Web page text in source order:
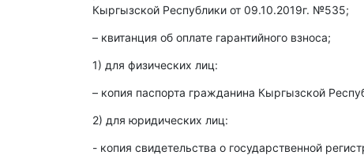
Кыргызской Республики от 09.10.2019г. №535;
– квитанция об оплате гарантийного взноса;
1) для физических лиц:
– копия паспорта гражданина Кыргызской
2) для юридических лиц:
- копия свидетельства о государственной